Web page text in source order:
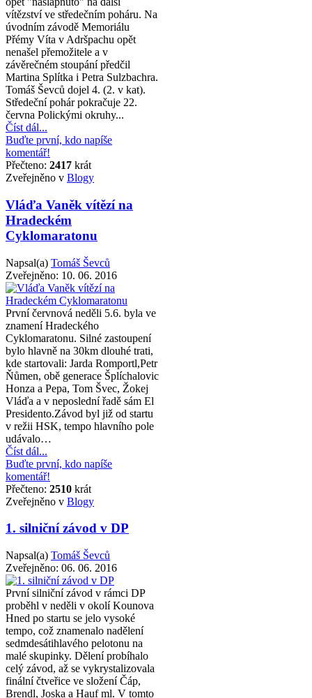
vítězství ve středečním poháru. Na
úvodním závodě Memoriálu
Přémy Víta v Adršpachu opět
nenašel přemožitele a v
závěrečném stoupání předčil
Martina Splítka i Petra Sulzbachra.
Tomáš Ševců dojel 4. (2. v kat).
Středeční pohár pokračuje 22.
června Polickými okruhy...
Číst dál...
Buďte první, kdo napíše
komentář!
Přečteno: 2417 krát
Zveřejněno v Blogy
Vláďa Vaněk vítězí na
Hradeckém
Cyklomaratonu
Napsal(a) Tomáš Ševců
Zveřejněno: 10. 06. 2016
První červnová neděli 5.6. byla ve
znamení Hradeckého
Cyklomaratonu. Silné zastoupení
bylo hlavně na 30km dlouhé trati,
kde startovali: Jarda Romportl,Petr
Ňůmen, obě generace Šplíchalovic
Honza a Pepa, Tom Švec, Žokej
Vláďa a v neposlední řadě sám El
Presidento.Závod byl již od startu
v režii HSK, tempo hlavního pole
udávalo…
Číst dál...
Buďte první, kdo napíše
komentář!
Přečteno: 2510 krát
Zveřejněno v Blogy
1. silniční závod v DP
Napsal(a) Tomáš Ševců
Zveřejněno: 06. 06. 2016
První silniční závod v rámci DP
proběhl v neděli v okolí Kounova
Hned po startu se jelo vysoké
tempo, což znamenalo nadělení
sedmdesátihlavého pelotonu na
malé skupinky. Dělení probíhalo
celý závod, až se vykrystalizovala
finální čtveřice ve složení Čáp,
Brendl, Joska a Hauf ml. V tomto